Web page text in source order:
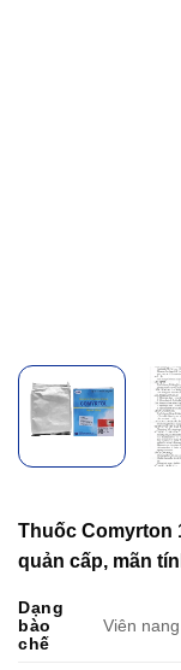
Thuốc Comyrton
quản cấp, mãn
Dạng
bào
chế
Viên